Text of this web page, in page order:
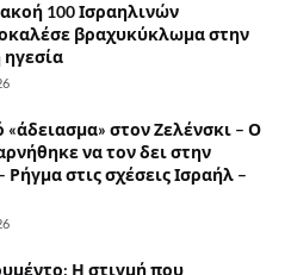
100 Ισραηλινών
βραχυκύκλωμα στην
στον Ζελένσκι – Ο
να τον δει στην
στις σχέσεις Ισραήλ –
Η στιγμή που